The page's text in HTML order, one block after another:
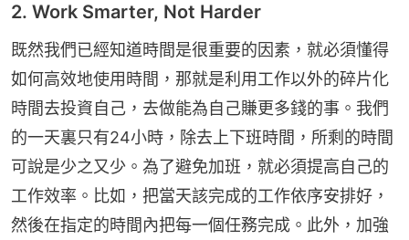
2. Work Smarter, Not Harder
既然我們已經知道時間是很重要的因素，就必須懂得
如何高效地使用時間，那就是利用工作以外的碎片化
時間去投資自己，去做能為自己賺更多錢的事。我們
的一天裏只有24小時，除去上下班時間，所剩的時間
可說是少之又少。為了避免加班，就必須提高自己的
工作效率。比如，把當天該完成的工作依序安排好，
然後在指定的時間內把每一個任務完成。此外，加強